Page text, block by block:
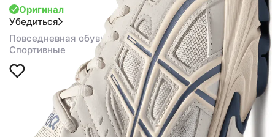
Оригинал
Убедиться
Повседневная обувь
Спортивные